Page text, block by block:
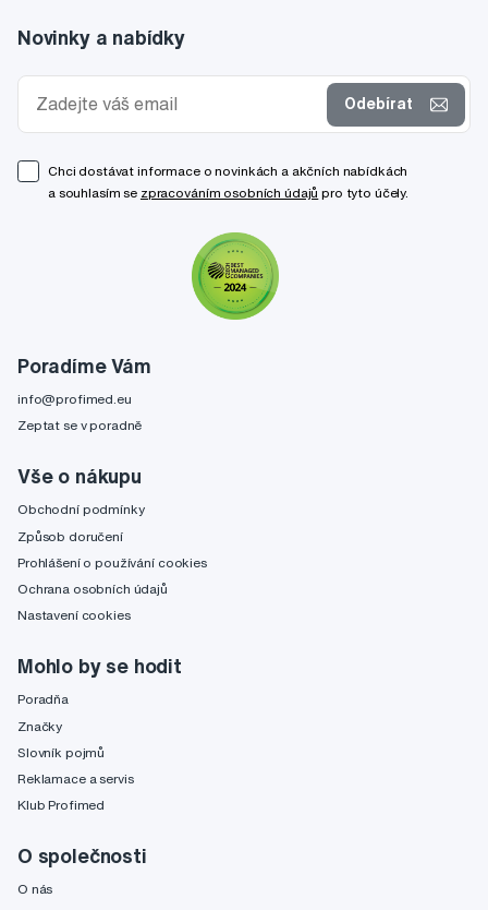
Poradíme Vám
info@profimed.eu
Zeptat se v poradně
Vše o nákupu
Obchodní podmínky
Způsob doručení
Prohlášení o používání cookies
Ochrana osobních údajů
Nastavení cookies
Mohlo by se hodit
Poradňa
Značky
Slovník pojmů
Reklamace a servis
Klub Profimed
O společnosti
O nás
Novinky a nabídky
Odebírat
Chci dostávat informace o novinkách a akčních nabídkách
a souhlasím se zpracováním osobních údajů pro tyto účely.